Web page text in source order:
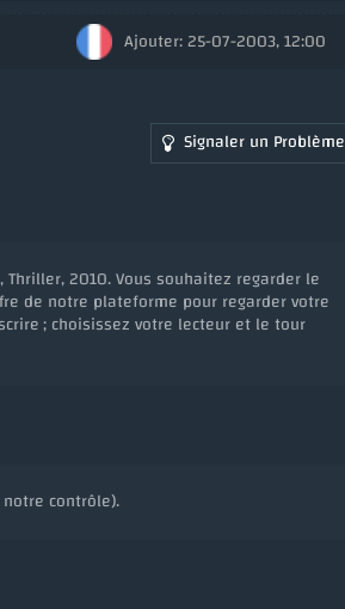
Ajouter: 25-07-2003, 12:00
Signaler un Problème
2010. Vous souhaitez regarder le
de notre plateforme pour regarder votre
; choisissez votre lecteur et le tour
contrôle).